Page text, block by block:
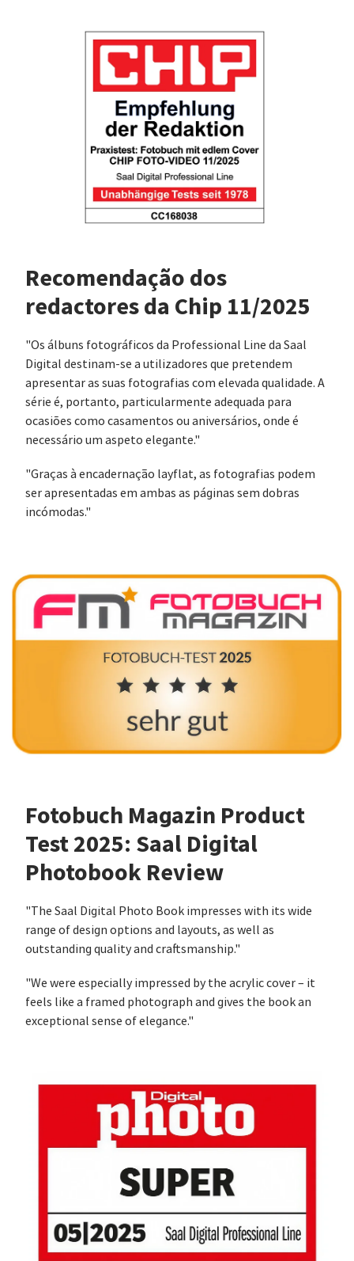
Recomendação dos
redactores da Chip 11/2025
"Os álbuns fotográficos da Professional Line da Saal
Digital destinam-se a utilizadores que pretendem
apresentar as suas fotografias com elevada qualidade. A
série é, portanto, particularmente adequada para
ocasiões como casamentos ou aniversários, onde é
necessário um aspeto elegante."
"Graças à encadernação layflat, as fotografias podem
ser apresentadas em ambas as páginas sem dobras
incómodas."
Fotobuch Magazin Product
Test 2025: Saal Digital
Photobook Review
"The Saal Digital Photo Book impresses with its wide
range of design options and layouts, as well as
outstanding quality and craftsmanship."
"We were especially impressed by the acrylic cover – it
feels like a framed photograph and gives the book an
exceptional sense of elegance."